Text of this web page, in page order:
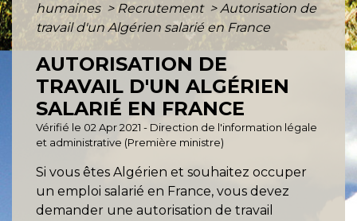
humaines > Recrutement > Autorisation de
travail d'un Algérien salarié en France
AUTORISATION DE
TRAVAIL D'UN ALGÉRIEN
SALARIÉ EN FRANCE
Vérifié le 02 Apr 2021 - Direction de l'information légale
et administrative (Première ministre)
Si vous êtes Algérien et souhaitez occuper
un emploi salarié en France, vous devez
demander une autorisation de travail